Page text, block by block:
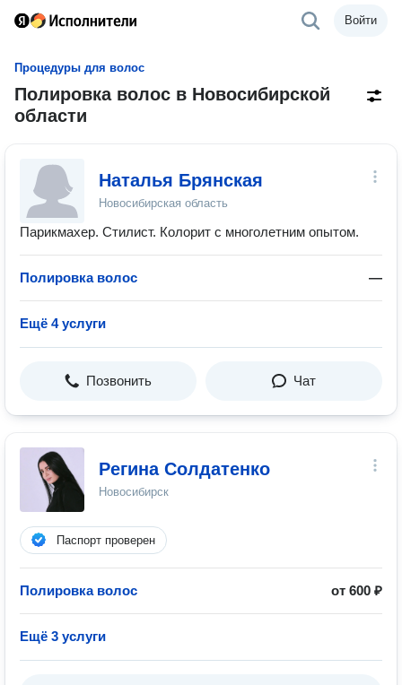
Войти
Процедуры для волос
Полировка волос в Новосибирской
области
Наталья Брянская
Новосибирская область
Парикмахер. Стилист. Колорит с многолетним опытом.
Полировка волос —
Ещё 4 услуги
Позвонить Чат
Регина Солдатенко
Новосибирск
Паспорт проверен
Полировка волос от 600 ₽
Ещё 3 услуги